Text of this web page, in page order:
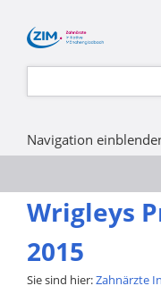
Navigation
Wrigleys
2015
Sie sind hier:Zahnärzte